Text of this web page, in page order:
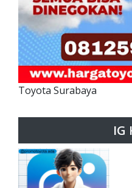
Toyota Surabaya
IG